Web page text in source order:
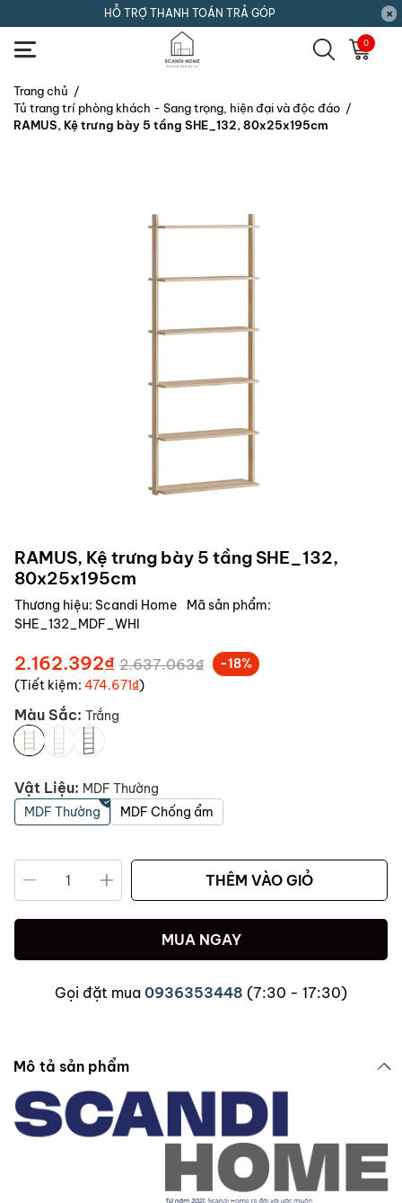
HỖ TRỢ THANH TOÁN TRẢ GÓP
0
Trang chủ /
Tủ trang trí phòng khách - Sang trọng, hiện đại và độc đáo /
RAMUS, Kệ trưng bày 5 tầng SHE_132, 80x25x195cm
RAMUS, Kệ trưng bày 5 tầng SHE_132,
80x25x195cm
Thương hiệu: Scandi Home
Mã sản phẩm:
SHE_132_MDF_WHI
2.162.392₫ 2.637.063₫
-18%
(Tiết kiệm: 474.671₫)
Màu Sắc: Trắng
Vật Liệu: MDF Thường
MDF Thường
MDF Chống ẩm
THÊM VÀO GIỎ
MUA NGAY
Gọi đặt mua 0936353448 (7:30 - 17:30)
Mô tả sản phẩm